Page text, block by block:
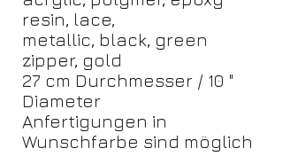
resin, lace,
metallic, black, green
zipper, gold
27 cm Durchmesser / 10 "
Diameter
Anfertigungen in
Wunschfarbe sind möglich